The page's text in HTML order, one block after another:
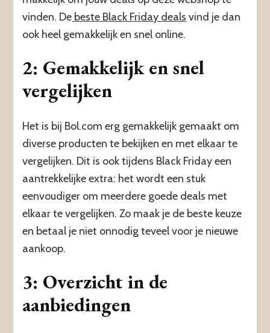
vinden. De beste Black Friday deals vind je dan
ook heel gemakkelijk en snel online.
2: Gemakkelijk en snel
vergelijken
Het is bij Bol.com erg gemakkelijk gemaakt om
diverse producten te bekijken en met elkaar te
vergelijken. Dit is ook tijdens Black Friday een
aantrekkelijke extra: het wordt een stuk
eenvoudiger om meerdere goede deals met
elkaar te vergelijken. Zo maak je de beste keuze
en betaal je niet onnodig teveel voor je nieuwe
aankoop.
3: Overzicht in de
aanbiedingen